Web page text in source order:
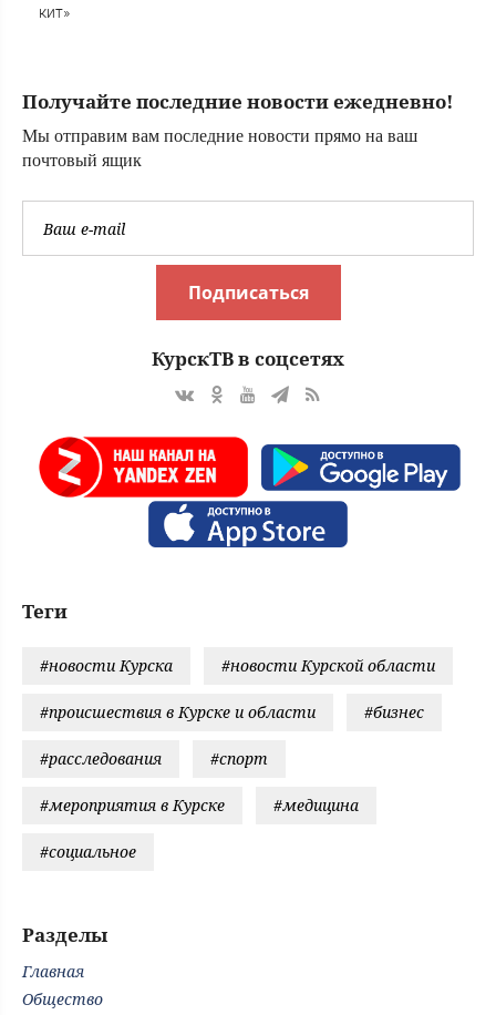
кит»
Получайте последние новости ежедневно!
Мы отправим вам последние новости прямо на ваш
почтовый ящик
Подписаться
КурскТВ в соцсетях
Теги
#новости Курска #новости Курской области
#происшествия в Курске и области #бизнес
#расследования #спорт
#мероприятия в Курске #медицина
#социальное
Разделы
Главная
Общество